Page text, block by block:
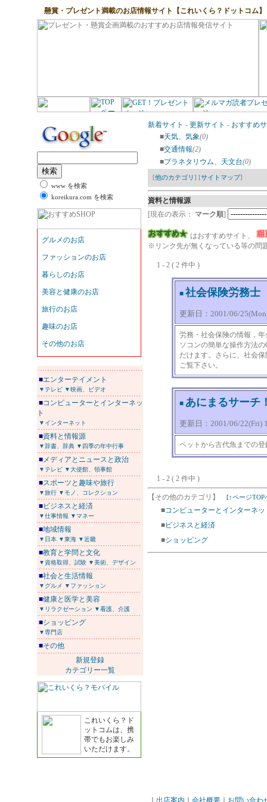
懸賞・プレゼント満載のお店情報サイト【これいくら？ドットコム】
www を検索
koreikura.com を検索
■エンターテイメント
▼テレビ ▼映画、ビデオ
■コンピューターとインターネッ
ト
▼インターネット
■資料と情報源
▼辞書、辞典 ▼四季の年中行事
■メディアとニュースと政治
▼テレビ ▼大使館、領事館
■スポーツと趣味や旅行
▼旅行 ▼モノ、コレクション
■ビジネスと経済
▼仕事情報 ▼マネー
■地域情報
▼日本 ▼東海 ▼近畿
■教育と学問と文化
▼資格取得、試験 ▼美術、デザイン
■社会と生活情報
▼グルメ ▼ファッション
■健康と医学と美容
▼リラクゼーション ▼看護、介護
■ショッピング
▼専門店
■その他
新規登録
カテゴリー一覧
これいくら？ド
ットコムは、携
帯でもお楽しみ
いただけます。
新着サイト - 更新サイト - おすすめ
■天気、気象(0)
■交通情報(2)
■プラネタリウム、天文台(0)
[他のカテゴリ ] [サイトマップ]
資料と情報源
[現在の表示：
マーク順]
はおすすめサイト、
※リンク先が無くなっている等の問
1 - 2 ( 2 件中 )
■ 社会保険労務
更新日：2001/06/
労務・社会保険の情報，
ソコンの簡単な操作方法
だけます。さらに、社会
ご覧下さい。
■ あにまるサーチ
更新日：2001/06/22(Fri)
ペットから古代魚までの
1 - 2 ( 2 件中 )
【その他のカテゴリ】 [↑ページTOP
■コンピューターとインターネッ
■ビジネスと経済
■ショッピング
出店案内 会社概要 お問い合わ